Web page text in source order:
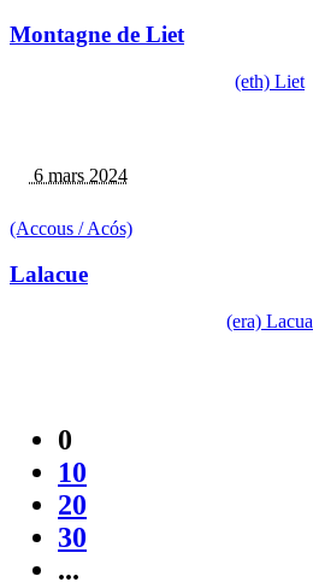
Montagne de Liet
(eth) Liet
6 mars 2024
(Accous / Acós)
Lalacue
(era) Lacua
0
10
20
30
...